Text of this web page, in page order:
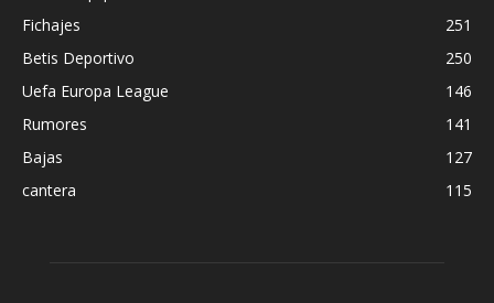
Fichajes
251
Betis Deportivo
250
Uefa Europa League
146
Rumores
141
Bajas
127
cantera
115